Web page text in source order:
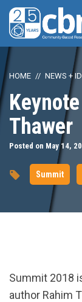
HOME NEWS +
Thawer
Posted on May 14,
Summit
Summit 2018
author Rahim